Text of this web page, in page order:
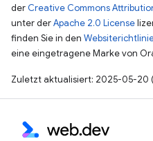
der Creative Commons
unter derApache 2.0 License
finden Sie in den
eine eingetragene Marke von
Zuletzt aktualisiert: 2025-05-20